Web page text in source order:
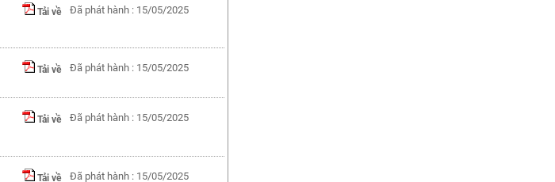
Tải về Đã phát hành : 15/05/2025
Tải về Đã phát hành : 15/05/2025
Tải về Đã phát hành : 15/05/2025
Tải về Đã phát hành : 15/05/2025